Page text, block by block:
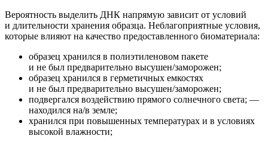
Вероятность выделить ДНК напрямую зависит от условий
и длительности хранения образца. Неблагоприятные условия,
которые влияют на качество предоставленного биоматериала:
образец хранился в полиэтиленовом пакете
и не был предварительно высушен/заморожен;
образец хранился в герметичных емкостях
и не был предварительно высушен/заморожен;
подвергался воздействию прямого солнечного света; —
находился на/в земле;
хранился при повышенных температурах и в условиях
высокой влажности;